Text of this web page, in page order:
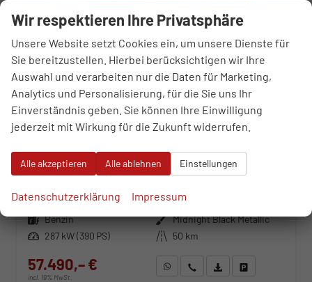
VZ5 2.5 TSI 7-Gang-DSG 4Drive
unverbindliche Lieferzeit: Neuwagen
Fahrzeugnr. 119019 Getriebe Automatik
Kraftstoff Benzin Außenfarbe Midnight Black Metallic
Leistung 287 kW (390 PS) Kilometerstand 50 km
57.490,– €
incl. 19% MwSt.
WhatsApp anfragen
Wir rufen Sie anFahrzeugexposé (PDF)
Wir respektieren Ihre Privatsphäre
Unsere Website setzt Cookies ein, um unsere Dienste für
Sie bereitzustellen. Hierbei berücksichtigen wir Ihre
Auswahl und verarbeiten nur die Daten für Marketing,
Analytics und Personalisierung, für die Sie uns Ihr
Einverständnis geben. Sie können Ihre Einwilligung
jederzeit mit Wirkung für die Zukunft widerrufen.
Alle akzeptieren Alle ablehnen Einstellungen
Datenschutzerklärung Impressum